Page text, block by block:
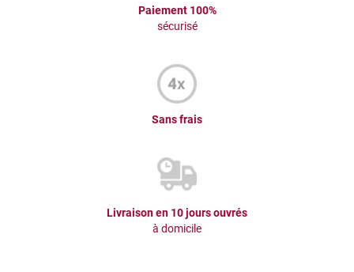
Paiement 100%
sécurisé
Sans frais
Livraison en 10 jours ouvrés
à domicile